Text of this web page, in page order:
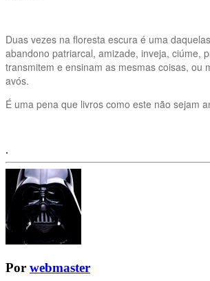
Duas vezes na floresta escura é uma
abandono patriarcal, amizade, inveja, ciúme,
transmitem e ensinam as mesmas coisas, ou
avós.
É uma pena que livros como este não sejam
.
Por webmaster